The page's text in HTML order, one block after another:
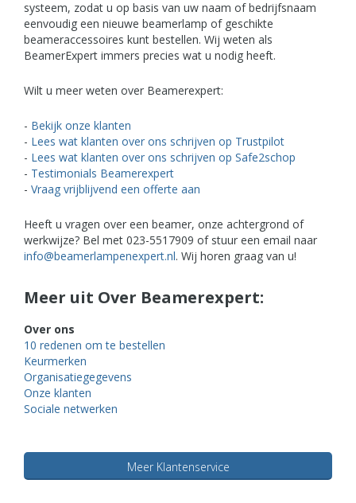
systeem, zodat u op basis van uw naam of bedrijfsnaam
eenvoudig een nieuwe beamerlamp of geschikte
beameraccessoires kunt bestellen. Wij weten als
BeamerExpert immers precies wat u nodig heeft.
Wilt u meer weten over Beamerexpert:
- Bekijk onze klanten
- Lees wat klanten over ons schrijven op Trustpilot
- Lees wat klanten over ons schrijven op Safe2schop
- Testimonials Beamerexpert
- Vraag vrijblijvend een offerte aan
Heeft u vragen over een beamer, onze achtergrond of
werkwijze? Bel met 023-5517909 of stuur een email naar
info@beamerlampenexpert.nl. Wij horen graag van u!
Meer uit Over Beamerexpert:
Over ons
10 redenen om te bestellen
Keurmerken
Organisatiegegevens
Onze klanten
Sociale netwerken
Meer Klantenservice